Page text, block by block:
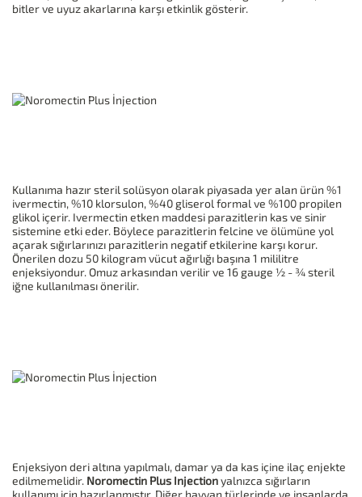
bitler ve uyuz akarlarına karşı etkinlik gösterir.
Kullanıma hazır steril solüsyon olarak piyasada yer alan ürün %1
ivermectin, %10 klorsulon, %40 gliserol formal ve %100 propilen
glikol içerir. Ivermectin etken maddesi parazitlerin kas ve sinir
sistemine etki eder. Böylece parazitlerin felcine ve ölümüne yol
açarak sığırlarınızı parazitlerin negatif etkilerine karşı korur.
Önerilen dozu 50 kilogram vücut ağırlığı başına 1 mililitre
enjeksiyondur. Omuz arkasından verilir ve 16 gauge ½ - ¾ steril
iğne kullanılması önerilir.
Enjeksiyon deri altına yapılmalı, damar ya da kas içine ilaç enjekte
edilmemelidir. Noromectin Plus Injectionyalnızca sığırların
kullanımı için hazırlanmıştır. Diğer hayvan türlerinde ve insanlarda